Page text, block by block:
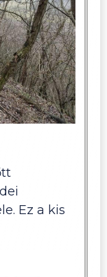
Ez a kis